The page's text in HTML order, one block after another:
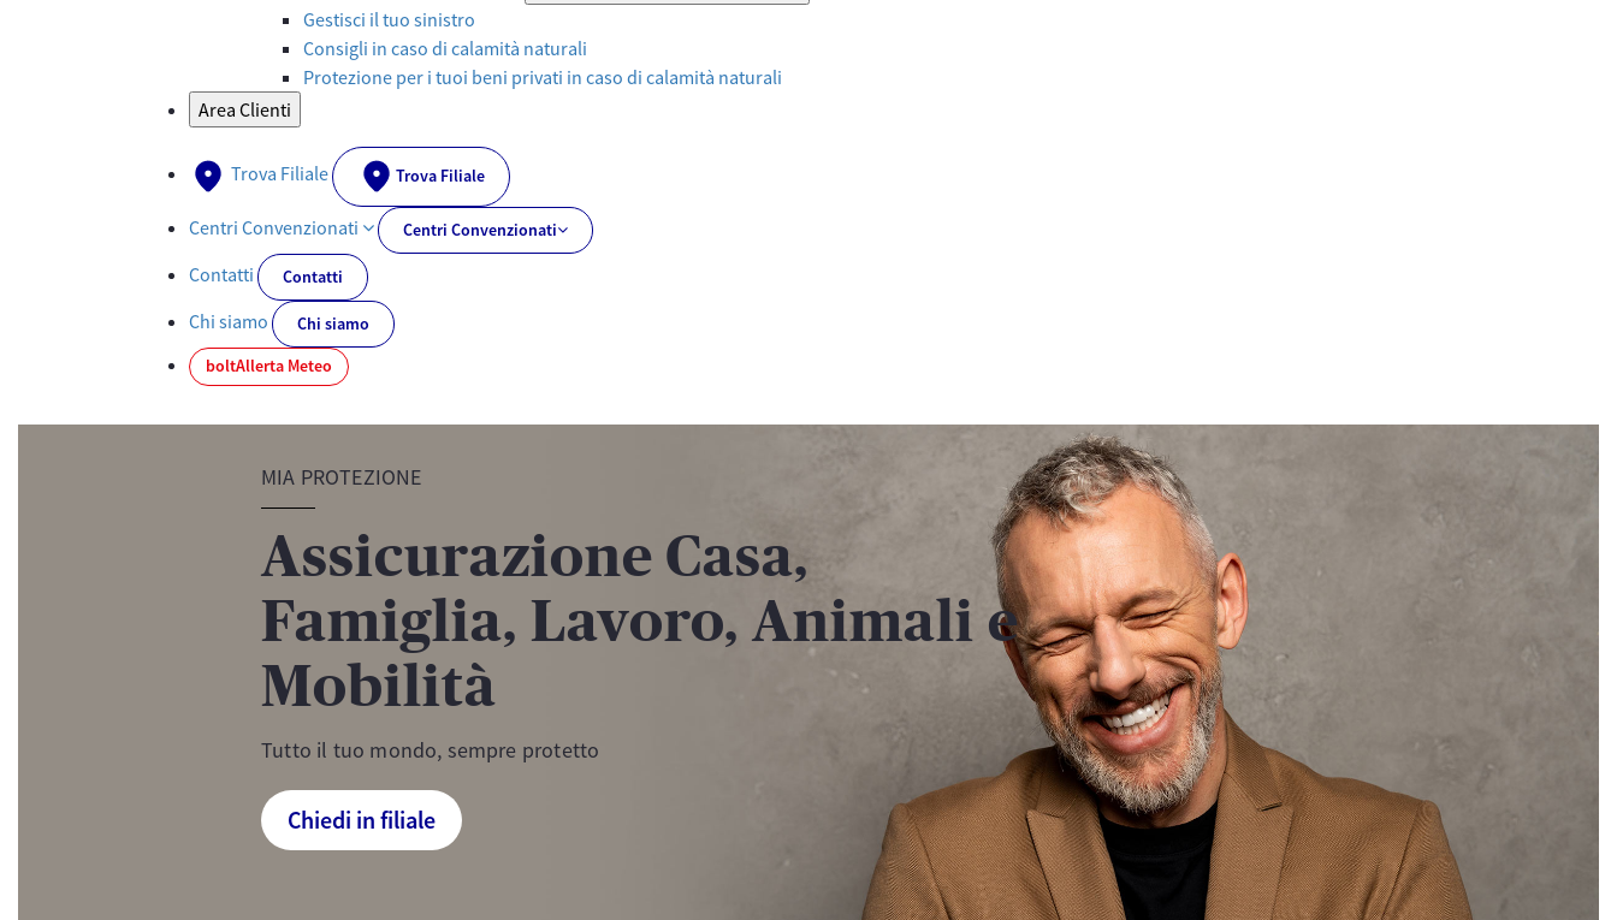
Gestisci il tuo sinistro
Consigli in caso di calamità naturali
Protezione per i tuoi beni privati in caso di calamità naturali
Area Clienti
Trova Filiale Trova Filiale
Centri Convenzionati Centri Convenzionati
Contatti Contatti
Chi siamo
Chi siamo
boltAllerta Meteo
MIA PROTEZIONE
Assicurazione Casa,
Famiglia, Lavoro, ​Animali e
Mobilità
Tutto il tuo mondo, sempre protetto
Chiedi in filiale